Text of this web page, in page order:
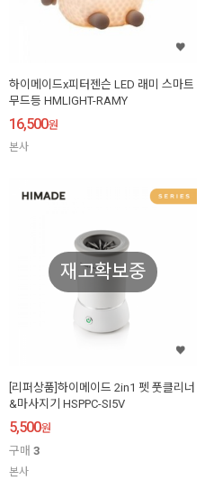
하이메이드x피터젠슨 LED 래미 스마트
무드등 HMLIGHT-RAMY
16,500원
본사
재고확보중
[리퍼상품]하이메이드 2in1 펫 풋클리너
&마사지기 HSPPC-SI5V
5,500원
구매 3
본사